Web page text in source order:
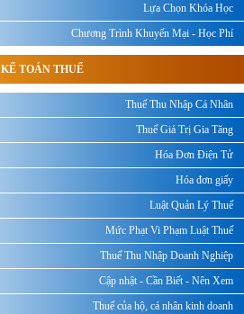
Lựa Chọn Khóa Học
Chương Trình Khuyến Mại - Học Phí
KẾ TOÁN THUẾ
Thuế Thu Nhập Cá Nhân
Thuế Giá Trị Gia Tăng
Hóa Đơn Điện Tử
Hóa đơn giấy
Luật Quản Lý Thuế
Mức Phạt Vi Phạm Luật Thuế
Thuế Thu Nhập Doanh Nghiệp
Cập nhật - Cần Biết - Nên Xem
Thuế của hộ, cá nhân kinh doanh